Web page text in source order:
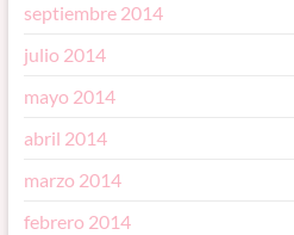
septiembre 2014
julio 2014
mayo 2014
abril 2014
marzo 2014
febrero 2014